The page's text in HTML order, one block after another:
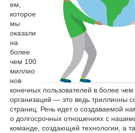
ем,
которое
мы
оказали
на
более
чем 100
миллио
нов
конечных пользователей в более
организаций — это ведь триллионы
страниц. Речь идет о создаваемой
о долгосрочных отношениях с
команде, создающей технологии, а